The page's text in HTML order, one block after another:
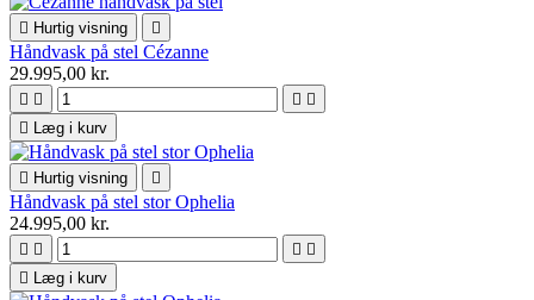
 Hurtig visning 
Håndvask på stel Cézanne
29.995,00 kr.
   
 Læg i kurv
 Hurtig visning 
Håndvask på stel stor Ophelia
24.995,00 kr.
   
 Læg i kurv